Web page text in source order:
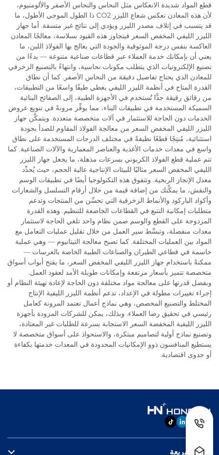
قطع المواد شديدة الانعكاس مثل النحاس والنحاس الأصفر والألومنيوم،
لأن هذه المعادن تعكس شعاع الليزر CO2 ذا الطول الموجي الأطول، ما
قد يتسبب في إتلاف مصدر الليزر ويؤدي إلى نتائج غير متسقة. أما جهاز
الليزر الليفي المخفض السعر فيتجاوز هذه القيود بسلاسة، معالجًا المعادن
العاكسة بنفس درجة الموثوقية والجودة التي يعالج بها الفولاذ اللين، ما
يعني أن بإمكانك خدمة العملاء عبر قطاعات صناعية متنوعة — بدءًا من
تصنيع الإلكترونيات الذي يتطلب مكونات نحاسية، وانتهاءً بالتصنيع الزخرفي
للمعادن الذي يحتاج تفاصيل دقيقة من النحاس الأصفر. كما أن نطاق
القدرة المتاح في أنظمة الليزر الليفي يغطي طيفًا واسعًا من التطبيقات،
من رقائق رقيقة جدًّا تُستخدم في الأجهزة الطبية، إلى الصفائح البنائية
السميكة المستخدمة في تطبيقات البناء، مما يوفِّر مرونةً في تنويع عروض
الخدمات دون الحاجة للاستثمار في آلات متخصصة متعددة. ويتمكَّن جهاز
الليزر الليفي المخفض السعر من معالجة الفولاذ المقاوم للصدأ بجودة
استثنائية، مُنتِجًا قطعًا نظيفةً في مختلف الدرجات المستخدمة على نطاق
واسع في معدات خدمات الأغذية والعناصر المعمارية والآلات الصناعية. كما
تتم عملية قطع الفولاذ الكربوني بسرعات مذهلة، ما يجعل جهاز الليزر
الليفي المخفض السعر مثاليًا للبيئات الإنتاجية عالية الحجم، حيث يُحدِّد
معدل الإنجاز الربحية. وتتفوق هذه التكنولوجيا أيضًا في تطبيقات الوسم
والنقش، ما يمكِّنك من إضافة قيمة من خلال أرقام التسلسل والشعارات
وأكواد الباركود والأنماط الزخرفية التي تحسِّن من المنتجات وتدعم
متطلبات إمكانية التتبع في القطاعات الخاضعة للتنظيم. وهذه القدرة
المزدوجة على القطع والوسم ضمن نظام واحد تلغي الحاجة لاستثمار
معدات منفصلة، وتبسِّط سير العمل من خلال تقليل عمليات التعامل مع
المواد بين العمليات المختلفة. كما تصبح معالجة التيتانيوم — وهي عملية
حاسمة في قطاعي الطيران والصناعات الطبية الخاصة بالغرسات —
ممكنةً باستخدام جهاز الليزر الليفي المخفض السعر، ما يفتح أبواب أسواق
متخصصة تتميز بأسعار مرتفعة وإمكانات طويلة الأمد لعقود العمل.
وبفضل قدرتها على معالجة مواد مختلفة دون الحاجة لإعادة تهيئة النظام أو
إجراء تغييرات مطولة في الإعداد، تدعم أنظمة الليزر الليفية الإنتاج
المختلط والتصنيع المخصص، وهي نماذج أعمال تعتمد المرونة كعامل
رئيسي في تحقيق رضا العملاء. وبذلك، يمكن للشركات المزودة بأجهزة
الليزر الليفية المخفضة السعر الاستجابة بسرعة للطلبات غير المعتادة،
وتصنيع نماذج أولية لتصاميم مبتكرة، والاستحواذ على أسواق متخصصة لا
يستطيع المنافسون ذوو الإمكانيات المحدودة في المعدات خدمتها بكفاءة
أو جدوى اقتصادية.
روابط سريعة